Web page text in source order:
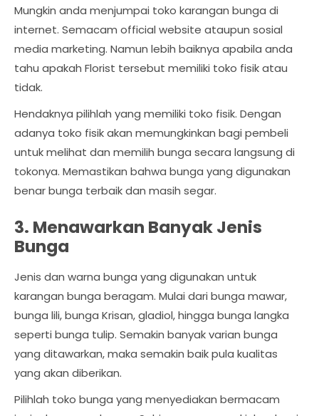
Mungkin anda menjumpai toko karangan bunga di
internet. Semacam official website ataupun sosial
media marketing. Namun lebih baiknya apabila anda
tahu apakah Florist tersebut memiliki toko fisik atau
tidak.
Hendaknya pilihlah yang memiliki toko fisik. Dengan
adanya toko fisik akan memungkinkan bagi pembeli
untuk melihat dan memilih bunga secara langsung di
tokonya. Memastikan bahwa bunga yang digunakan
benar bunga terbaik dan masih segar.
3. Menawarkan Banyak Jenis
Bunga
Jenis dan warna bunga yang digunakan untuk
karangan bunga beragam. Mulai dari bunga mawar,
bunga lili, bunga Krisan, gladiol, hingga bunga langka
seperti bunga tulip. Semakin banyak varian bunga
yang ditawarkan, maka semakin baik pula kualitas
yang akan diberikan.
Pilihlah toko bunga yang menyediakan bermacam